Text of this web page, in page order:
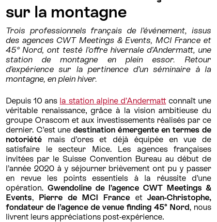
sur la montagne
Trois professionnels français de l’événement, issus
des agences CWT Meetings & Events, MCI France et
45° Nord, ont testé l’offre hivernale d’Andermatt, une
station de montagne en plein essor. Retour
d’expérience sur la pertinence d’un séminaire à la
montagne, en plein hiver.
Depuis 10 ans la station alpine d’Andermattconnaît une
véritable renaissance, grâce à la vision ambitieuse du
groupe Orascom et aux investissements réalisés par ce
dernier. C’est une destination émergente en termes de
notoriété mais d’ores et déjà équipée en vue de
satisfaire le secteur Mice. Les agences françaises
invitées par le Suisse Convention Bureau au début de
l’année 2020 à y séjourner brièvement ont pu y passer
en revue les points essentiels à la réussite d’une
opération. Gwendoline de l’agence CWT Meetings &
Events, Pierre de MCI France etJean-Christophe,
fondateur de l’agence de venue finding 45° Nord, nous
livrent leurs appréciations post-expérience.